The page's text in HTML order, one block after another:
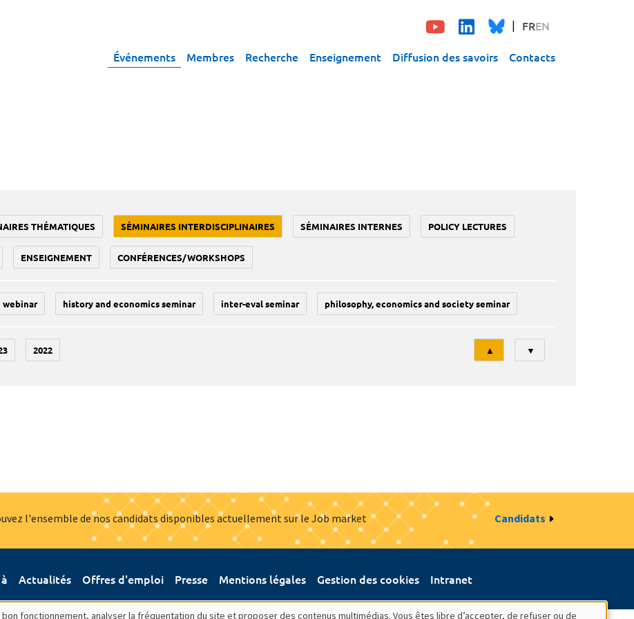
FREN
Événements Membres Recherche Enseignement Diffusion des savoirs Contacts
THÉMATIQUES SÉMINAIRES INTERDISCIPLINAIRES SÉMINAIRES INTERNES POLICY LECTURES
ENSEIGNEMENT CONFÉRENCES/WORKSHOPS
webinar history and economics seminar inter-eval seminar philosophy, economics and society seminar
2022
Tri
▲ ▼
l'ensemble de nos candidats disponibles actuellement sur le Job market Candidats
Actualités Offres d'emploi Presse Mentions légales Gestion des cookies Intranet
fonctionnement, analyser la fréquentation du site et proposer des contenus multimédias. Vous êtes libre d’accepter, de refuser ou de